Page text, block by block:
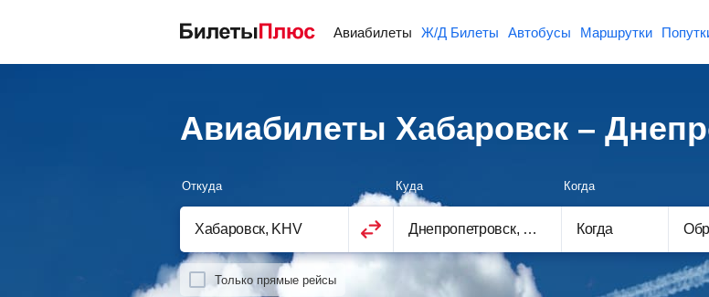
Авиабилеты Ж/Д Билеты Автобусы Маршрутки
Авиабилеты Хабаровск –
Откуда Куда
Когда
Когда
Только прямые рейсы